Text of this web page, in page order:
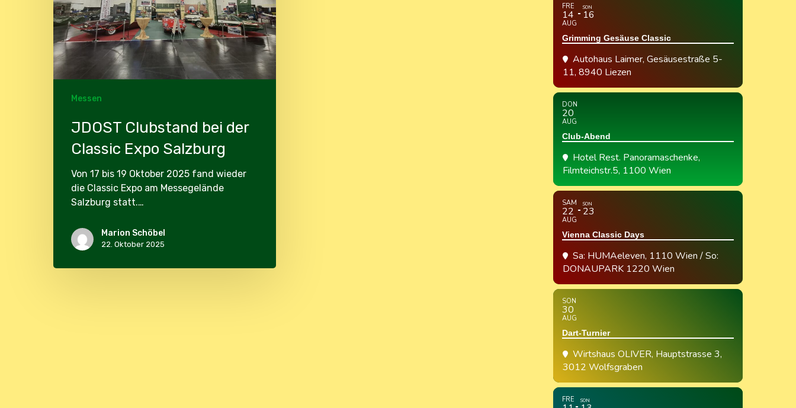
Salzburg
Messen
JDOST Clubstand bei der
Classic Expo Salzburg
Von 17 bis 19 Oktober 2025 fand wieder
die Classic Expo am Messegelände
Salzburg statt.…
Marion Schöbel
22. Oktober 2025
FRE
14
AUG
SON
16
Grimming Gesäuse Classic
Autohaus Laimer, Gesäusestraße 5-
11, 8940 Liezen
DON
20
AUG
Club-Abend
Hotel Rest. Panoramaschenke,
Filmteichstr.5, 1100 Wien
SAM
22
AUG
SON
23
Vienna Classic Days
Sa: HUMAeleven, 1110 Wien / So:
DONAUPARK 1220 Wien
SON
30
AUG
Dart-Turnier
Wirtshaus OLIVER, Hauptstrasse 3,
3012 Wolfsgraben
FRE SON